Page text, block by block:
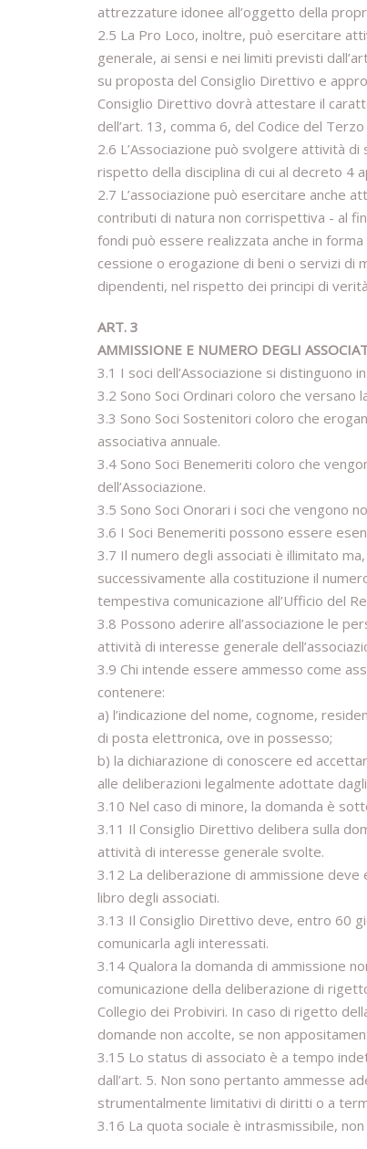
attrezzature idonee all’oggetto della
2.5 La Pro Loco, inoltre, può esercitare
generale, ai sensi e nei limiti previsti
su proposta del Consiglio Direttivo e
Consiglio Direttivo dovrà attestare il
dell’art. 13, comma 6, del Codice del
2.6 L’Associazione può svolgere attività
rispetto della disciplina di cui al decreto 4
2.7 L’associazione può esercitare anche
contributi di natura non corrispettiva - al
fondi può essere realizzata anche in
cessione o erogazione di beni o servizi di
dipendenti, nel rispetto dei principi di
ART. 3
AMMISSIONE E NUMERO DEGLI
3.1 I soci dell’Associazione si distinguono
3.2 Sono Soci Ordinari coloro che
3.3 Sono Soci Sostenitori coloro che
associativa annuale.
3.4 Sono Soci Benemeriti coloro che
dell’Associazione.
3.5 Sono Soci Onorari i soci che vengono
3.6 I Soci Benemeriti possono essere
3.7 Il numero degli associati è illimitato
successivamente alla costituzione il
tempestiva comunicazione all’Ufficio del
3.8 Possono aderire all’associazione le
attività di interesse generale
3.9 Chi intende essere ammesso come
contenere:
a) l’indicazione del nome, cognome,
di posta elettronica, ove in possesso;
b) la dichiarazione di conoscere ed
alle deliberazioni legalmente adottate
3.10 Nel caso di minore, la domanda è
3.11 Il Consiglio Direttivo delibera sulla
attività di interesse generale svolte.
3.12 La deliberazione di ammissione
libro degli associati.
3.13 Il Consiglio Direttivo deve, entro 60
comunicarla agli interessati.
3.14 Qualora la domanda di ammissione
comunicazione della deliberazione di
Collegio dei Probiviri. In caso di rigetto
domande non accolte, se non
3.15 Lo status di associato è a tempo
dall’art. 5. Non sono pertanto ammesse
strumentalmente limitativi di diritti o a
3.16 La quota sociale è intrasmissibile,